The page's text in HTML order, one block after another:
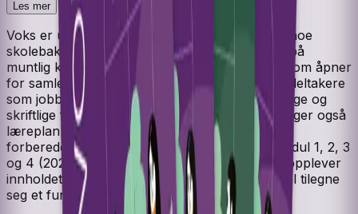
Les mer
Voks er utviklet spesielt for deltakere som har noe
skolebakgrunn. Læreverket legger særlig vekt på
muntlig kommunikasjon og lesing med tekster som åpner
for samlesing og dialog. Voks er tilrettelagt for deltakere
som jobber mot språknivå A1, A2 og B1 i muntlige og
skriftlige ferdigheter, lytting og lesing. Verket følger også
læreplan i norsk for språklige minoriteter –
forberedende opplæring for voksne (FOV), modul 1, 2, 3
og 4 (2024). Målet med Voks er at deltakerne opplever
innholdet som nyttig og meningsfullt når de skal tilegne
seg et funksjonelt språk.